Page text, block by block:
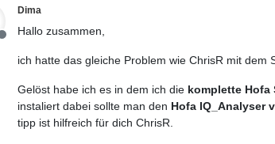
Offline
Dima
Hallo zusammen,
ich hatte das gleiche Problem wie ChrisR mit dem
Gelöst habe ich es in dem ich die komplette Hofa
instaliert dabei sollte man den Hofa IQ_Analyser
tipp ist hilfreich für dich ChrisR.